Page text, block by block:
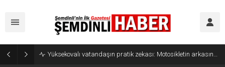
Yüksekovalı vatandaşın pratik zekası: Motosikletin arkasına el arabası bağlayarak üzerinde ot taşıdı